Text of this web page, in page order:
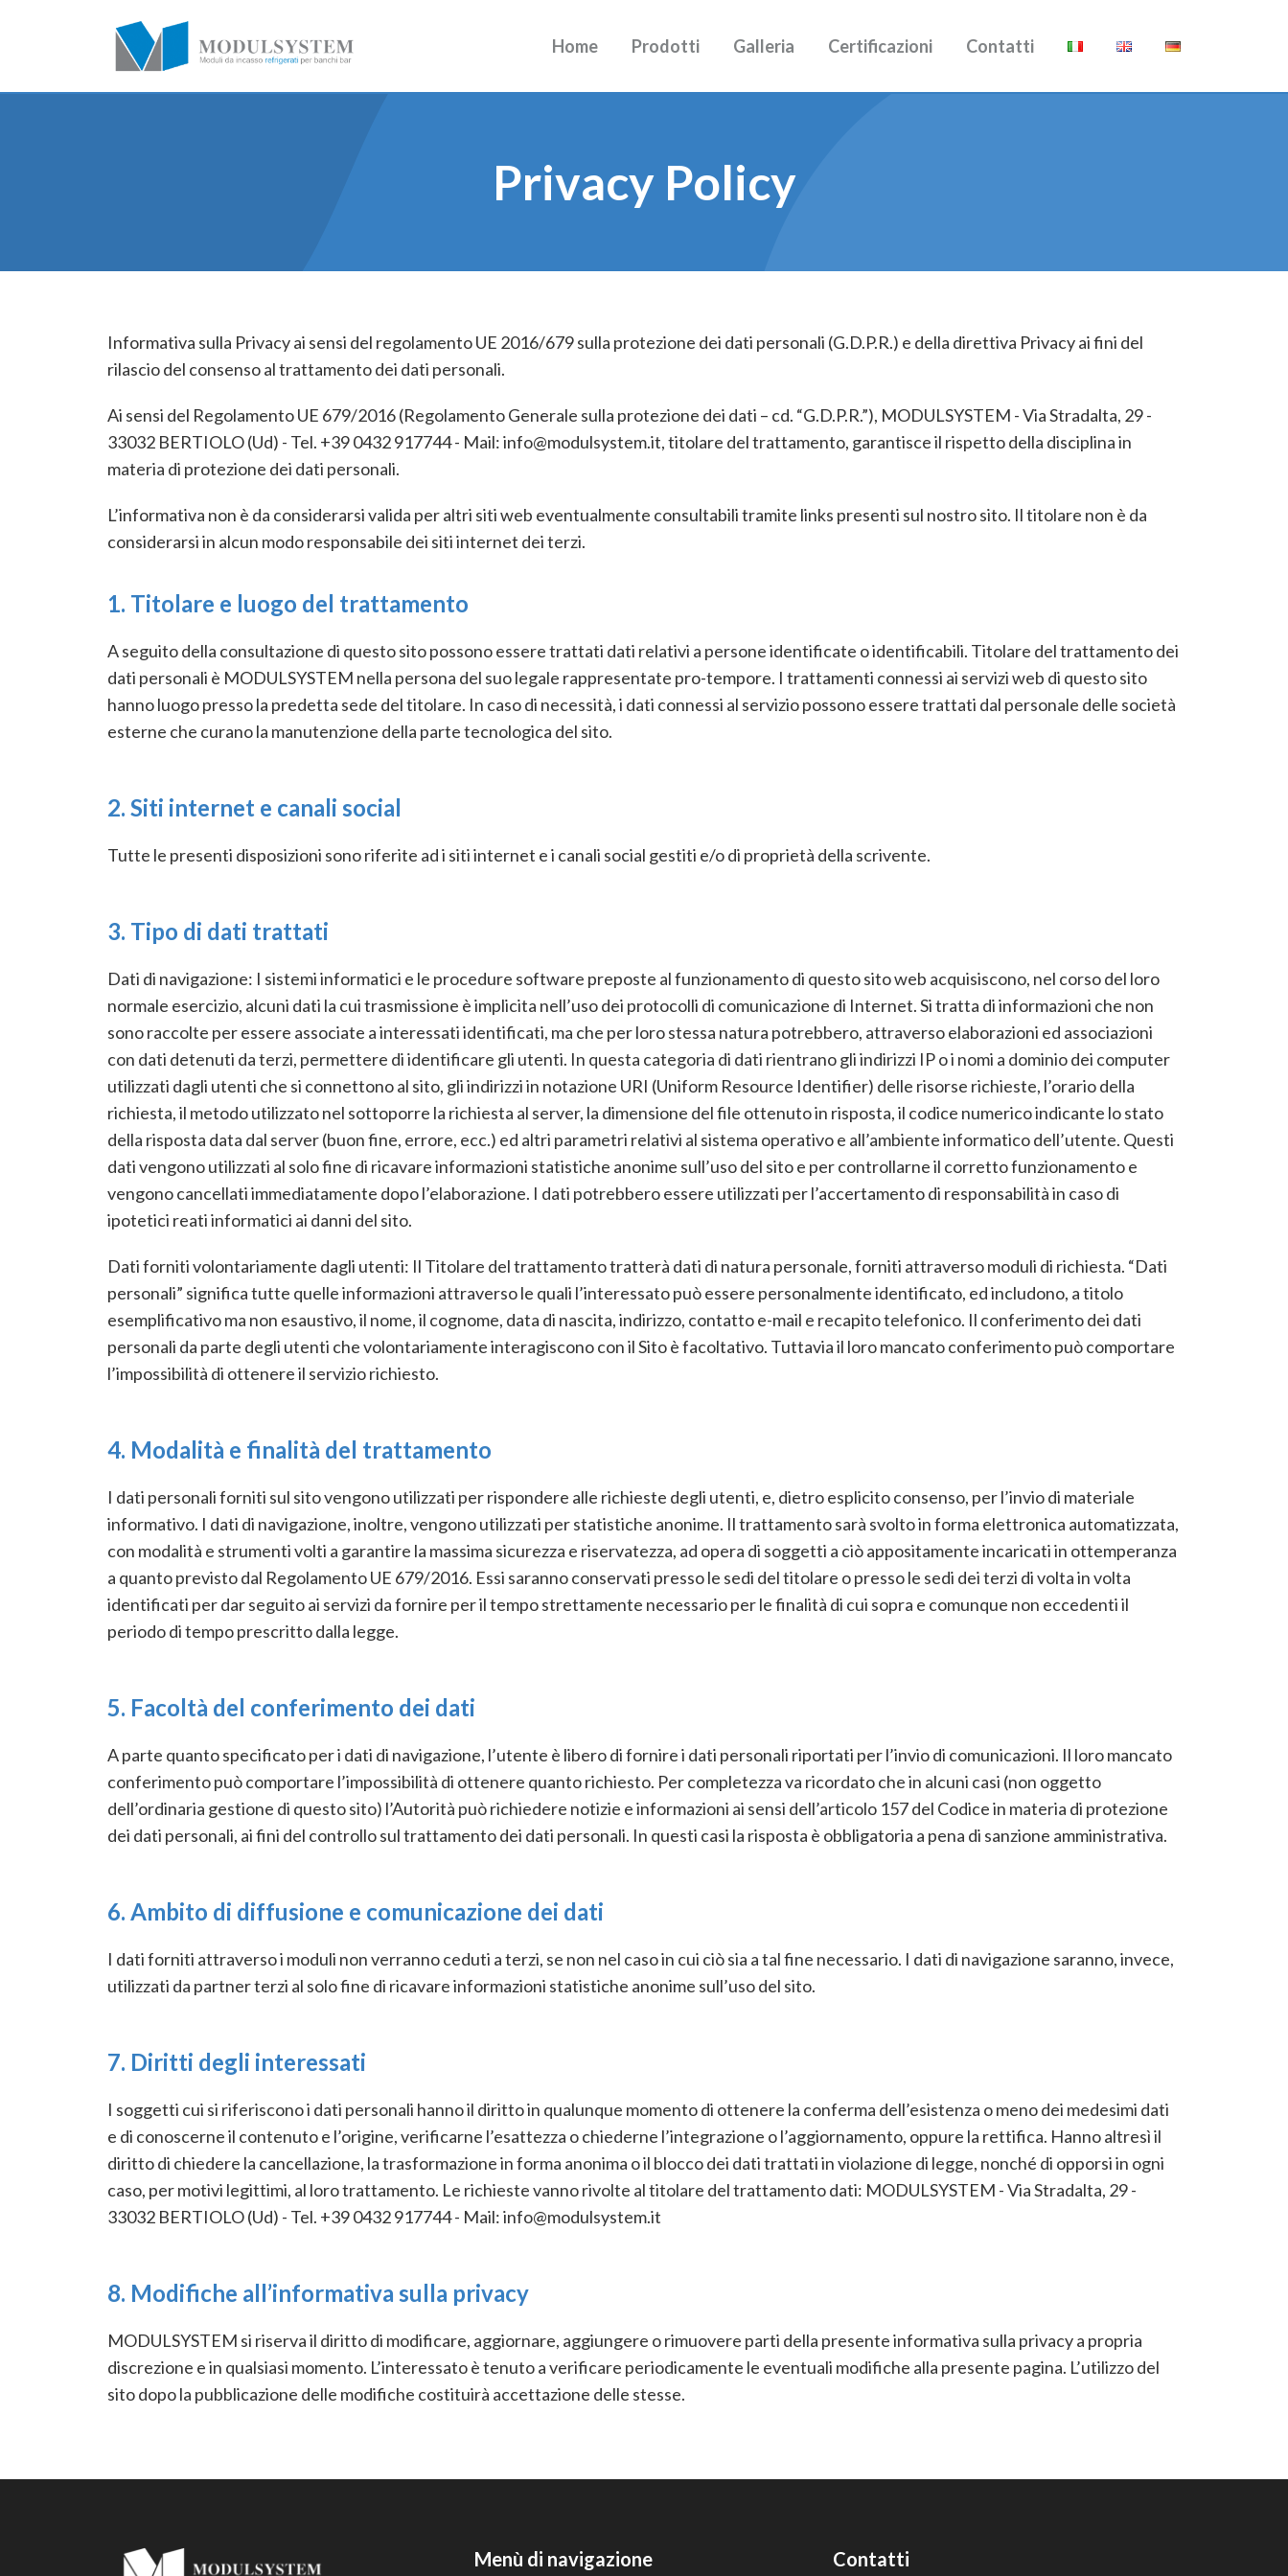
Home Prodotti Galleria Certificazioni Contatti
Privacy Policy
Informativa sulla Privacy ai sensi del regolamento UE 2016/679 sulla protezione dei dati personali (G.D.P.R.) e della direttiva Privacy ai fini del
rilascio del consenso al trattamento dei dati personali.
Ai sensi del Regolamento UE 679/2016 (Regolamento Generale sulla protezione dei dati – cd. “G.D.P.R.”), MODULSYSTEM - Via Stradalta, 29 -
33032 BERTIOLO (Ud) - Tel. +39 0432 917744 - Mail: info@modulsystem.it, titolare del trattamento, garantisce il rispetto della disciplina in
materia di protezione dei dati personali.
L’informativa non è da considerarsi valida per altri siti web eventualmente consultabili tramite links presenti sul nostro sito. Il titolare non è da
considerarsi in alcun modo responsabile dei siti internet dei terzi.
1. Titolare e luogo del trattamento
A seguito della consultazione di questo sito possono essere trattati dati relativi a persone identificate o identificabili. Titolare del trattamento dei
dati personali è MODULSYSTEM nella persona del suo legale rappresentate pro-tempore. I trattamenti connessi ai servizi web di questo sito
hanno luogo presso la predetta sede del titolare. In caso di necessità, i dati connessi al servizio possono essere trattati dal personale delle società
esterne che curano la manutenzione della parte tecnologica del sito.
2. Siti internet e canali social
Tutte le presenti disposizioni sono riferite ad i siti internet e i canali social gestiti e/o di proprietà della scrivente.
3. Tipo di dati trattati
Dati di navigazione: I sistemi informatici e le procedure software preposte al funzionamento di questo sito web acquisiscono, nel corso del loro
normale esercizio, alcuni dati la cui trasmissione è implicita nell’uso dei protocolli di comunicazione di Internet. Si tratta di informazioni che non
sono raccolte per essere associate a interessati identificati, ma che per loro stessa natura potrebbero, attraverso elaborazioni ed associazioni
con dati detenuti da terzi, permettere di identificare gli utenti. In questa categoria di dati rientrano gli indirizzi IP o i nomi a dominio dei computer
utilizzati dagli utenti che si connettono al sito, gli indirizzi in notazione URI (Uniform Resource Identifier) delle risorse richieste, l’orario della
richiesta, il metodo utilizzato nel sottoporre la richiesta al server, la dimensione del file ottenuto in risposta, il codice numerico indicante lo stato
della risposta data dal server (buon fine, errore, ecc.) ed altri parametri relativi al sistema operativo e all’ambiente informatico dell’utente. Questi
dati vengono utilizzati al solo fine di ricavare informazioni statistiche anonime sull’uso del sito e per controllarne il corretto funzionamento e
vengono cancellati immediatamente dopo l’elaborazione. I dati potrebbero essere utilizzati per l’accertamento di responsabilità in caso di
ipotetici reati informatici ai danni del sito.
Dati forniti volontariamente dagli utenti: Il Titolare del trattamento tratterà dati di natura personale, forniti attraverso moduli di richiesta. “Dati
personali” significa tutte quelle informazioni attraverso le quali l’interessato può essere personalmente identificato, ed includono, a titolo
esemplificativo ma non esaustivo, il nome, il cognome, data di nascita, indirizzo, contatto e-mail e recapito telefonico. Il conferimento dei dati
personali da parte degli utenti che volontariamente interagiscono con il Sito è facoltativo. Tuttavia il loro mancato conferimento può comportare
l’impossibilità di ottenere il servizio richiesto.
4. Modalità e finalità del trattamento
I dati personali forniti sul sito vengono utilizzati per rispondere alle richieste degli utenti, e, dietro esplicito consenso, per l’invio di materiale
informativo. I dati di navigazione, inoltre, vengono utilizzati per statistiche anonime. Il trattamento sarà svolto in forma elettronica automatizzata,
con modalità e strumenti volti a garantire la massima sicurezza e riservatezza, ad opera di soggetti a ciò appositamente incaricati in ottemperanza
a quanto previsto dal Regolamento UE 679/2016. Essi saranno conservati presso le sedi del titolare o presso le sedi dei terzi di volta in volta
identificati per dar seguito ai servizi da fornire per il tempo strettamente necessario per le finalità di cui sopra e comunque non eccedenti il
periodo di tempo prescritto dalla legge.
5. Facoltà del conferimento dei dati
A parte quanto specificato per i dati di navigazione, l’utente è libero di fornire i dati personali riportati per l’invio di comunicazioni. Il loro mancato
conferimento può comportare l’impossibilità di ottenere quanto richiesto. Per completezza va ricordato che in alcuni casi (non oggetto
dell’ordinaria gestione di questo sito) l’Autorità può richiedere notizie e informazioni ai sensi dell’articolo 157 del Codice in materia di protezione
dei dati personali, ai fini del controllo sul trattamento dei dati personali. In questi casi la risposta è obbligatoria a pena di sanzione amministrativa.
6. Ambito di diffusione e comunicazione dei dati
I dati forniti attraverso i moduli non verranno ceduti a terzi, se non nel caso in cui ciò sia a tal fine necessario. I dati di navigazione saranno, invece,
utilizzati da partner terzi al solo fine di ricavare informazioni statistiche anonime sull’uso del sito.
7. Diritti degli interessati
I soggetti cui si riferiscono i dati personali hanno il diritto in qualunque momento di ottenere la conferma dell’esistenza o meno dei medesimi dati
e di conoscerne il contenuto e l’origine, verificarne l’esattezza o chiederne l’integrazione o l’aggiornamento, oppure la rettifica. Hanno altresì il
diritto di chiedere la cancellazione, la trasformazione in forma anonima o il blocco dei dati trattati in violazione di legge, nonché di opporsi in ogni
caso, per motivi legittimi, al loro trattamento. Le richieste vanno rivolte al titolare del trattamento dati: MODULSYSTEM - Via Stradalta, 29 -
33032 BERTIOLO (Ud) - Tel. +39 0432 917744 - Mail: info@modulsystem.it
8. Modifiche all’informativa sulla privacy
MODULSYSTEM si riserva il diritto di modificare, aggiornare, aggiungere o rimuovere parti della presente informativa sulla privacy a propria
discrezione e in qualsiasi momento. L’interessato è tenuto a verificare periodicamente le eventuali modifiche alla presente pagina. L’utilizzo del
sito dopo la pubblicazione delle modifiche costituirà accettazione delle stesse.
Menù di navigazione Contatti